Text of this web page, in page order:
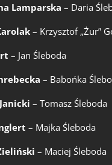
Lamparska – Daria
– Krzysztof „Żur”
– Jan Śleboda
– Babońka
– Tomasz Śleboda
– Majka Śleboda
– Maciej Śleboda